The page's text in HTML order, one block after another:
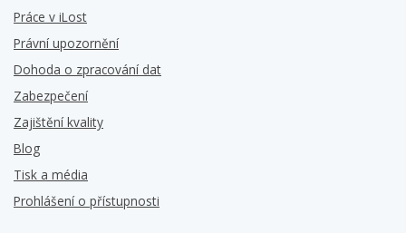
Práce v iLost
Právní upozornění
Dohoda o zpracování dat
Zabezpečení
Zajištění kvality
Blog
Tisk a média
Prohlášení o přístupnosti